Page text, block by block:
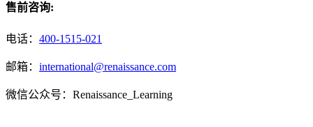
售前咨询:
电话： 400-1515-021
邮箱： international@renaissance.com
微信公众号：Renaissance_Learning